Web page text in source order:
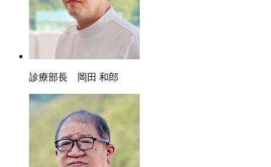
診療部長 岡田 和郎